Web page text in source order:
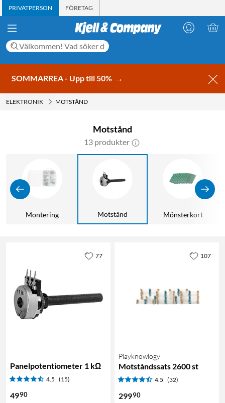
PRIVATPERSON FÖRETAG
SOMMARREA - Upp till 50% →
ELEKTRONIK MOTSTÅND
Motstånd
13 produkter
Montering Motstånd Mönsterkort
Panelpotentiometer 1 kΩ
4.5 (15)
4990
77
Playknowlogy
Motståndssats 2600 st
4.5 (32)
29990
107